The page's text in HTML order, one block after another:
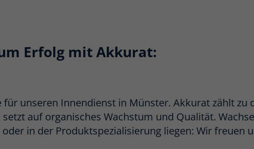
Erfolg mit Akkurat:
unseren Innendienst in Münster. Akkurat zählt zu
auf organisches Wachstum und Qualität.
in der Produktspezialisierung liegen: Wir freuen